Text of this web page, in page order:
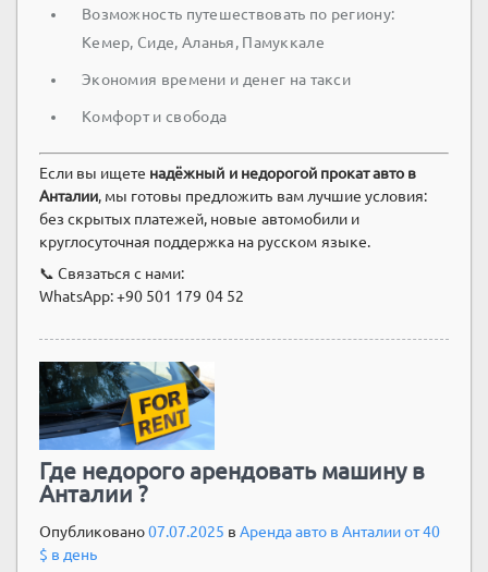
Возможность путешествовать по региону:
Кемер, Сиде, Аланья, Памуккале
Экономия времени и денег на такси
Комфорт и свобода
Если вы ищете надёжный и недорогой прокат авто в
Анталии, мы готовы предложить вам лучшие условия:
без скрытых платежей, новые автомобили и
круглосуточная поддержка на русском языке.
📞 Связаться с нами:
WhatsApp: +90 501 179 04 52
Где недорого арендовать машину в
Анталии ?
Опубликовано07.07.2025 в Аренда авто в Анталии от 40
$ в день